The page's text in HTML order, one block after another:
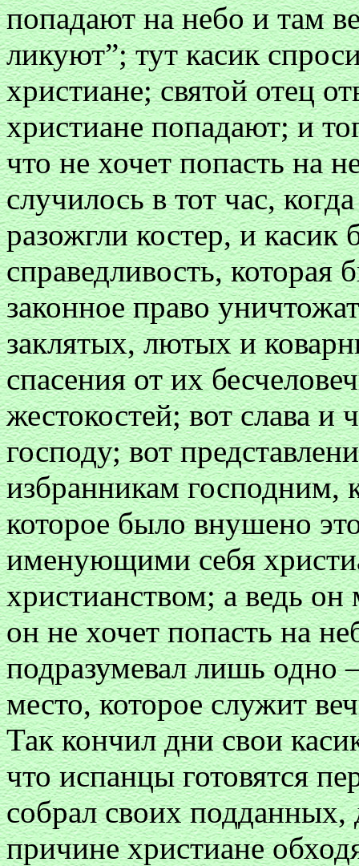
попадают на небо и там
ликуют”; тут касик
христиане; святой отец
христиане попадают; и
что не хочет попасть на
случилось в тот час,
разожгли костер, и
справедливость, которая
законное право
заклятых, лютых и
спасения от их
жестокостей; вот слава и
господу; вот
избранникам господним,
которое было внушено
именующими себя
христианством; а ведь
он не хочет попасть на
подразумевал лишь
место, которое служит
Так кончил дни свои
что испанцы готовятся
собрал своих
причине христиане